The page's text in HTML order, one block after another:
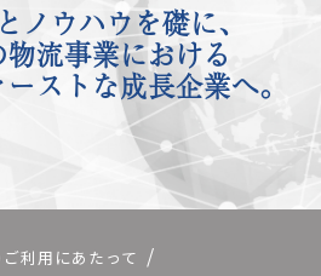
ノウハウを礎に、
流事業における
ストな成長企業へ。
利用にあたって